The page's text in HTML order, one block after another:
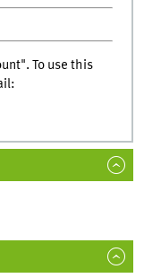
To use this